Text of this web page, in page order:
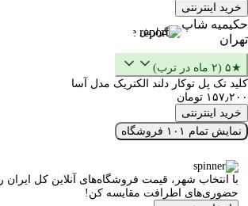
خرید اینترنتی
حکیمیه شاپ
تهران
گزارش
★۵ (۲ ماه در ترب)
کلید تک پل توکار دلند الکتریک مدل آسا
۱۵۷٫۲۰۰ تومان
خرید اینترنتی
نمایش تمام ۱۰۱ فروشگاه
با انتخاب شهر، قیمت فروشگاه‌های آنلاین کل ایران
حضوری‌های اطرافت مقایسه کن!